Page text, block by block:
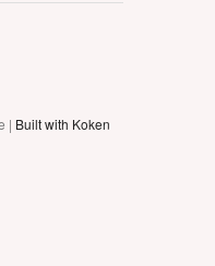
| Built with Koken